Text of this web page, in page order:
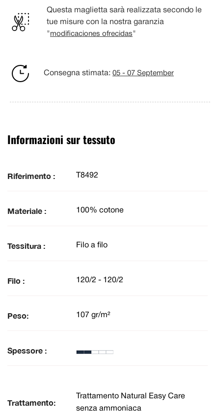
Questa maglietta sarà realizzata secondo le
tue misure con la nostra garanzia
" modificaciones ofrecidas"
Consegna stimata: 05 - 07 September
Informazioni sur tessuto
Riferimento : T8492
Materiale : 100% cotone
Tessitura : Filo a filo
Filo : 120/2 - 120/2
Peso: 107 gr/m²
Spessore :
Trattamento:
Trattamento Natural Easy Care
senza ammoniaca